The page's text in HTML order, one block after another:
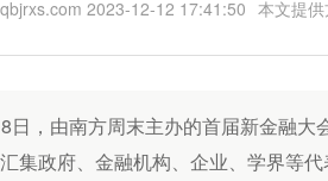
2023-12-12 17:41:50 本文提
日，由南方周末主办的首届新金融
集政府、金融机构、企业、学界等